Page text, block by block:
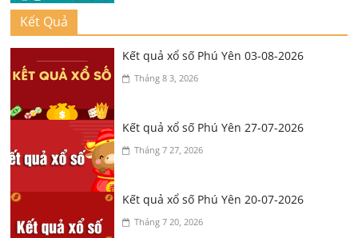
Kết Quả
Kết quả xổ số Phú Yên 03-08-2026
Tháng 8 3, 2026
Kết quả xổ số Phú Yên 27-07-2026
Tháng 7 27, 2026
Kết quả xổ số Phú Yên 20-07-2026
Tháng 7 20, 2026